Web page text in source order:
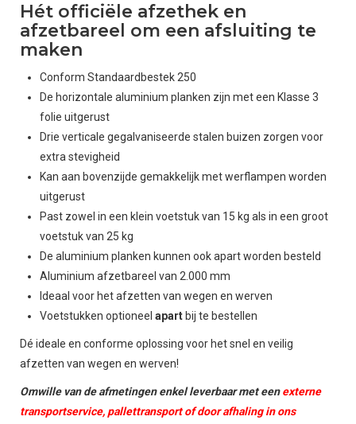
Hét officiële afzethek en
afzetbareel om een afsluiting te
maken
Conform Standaardbestek 250
De horizontale aluminium planken zijn met een Klasse 3
folie uitgerust
Drie verticale gegalvaniseerde stalen buizen zorgen voor
extra stevigheid
Kan aan bovenzijde gemakkelijk met werflampen worden
uitgerust
Past zowel in een klein voetstuk van 15 kg als in een groot
voetstuk van 25 kg
De aluminium planken kunnen ook apart worden besteld
Aluminium afzetbareel van 2.000 mm
Ideaal voor het afzetten van wegen en werven
Voetstukken optioneel apart bij te bestellen
Dé ideale en conforme oplossing voor het snel en veilig
afzetten van wegen en werven!
Omwille van de afmetingen enkel leverbaar met eenexterne
transportservice, pallettransport of door afhaling in ons